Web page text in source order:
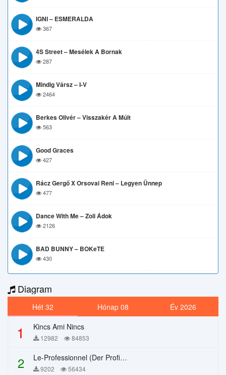
IGNI – ESMERALDA
367
4S Street – Mesélek A Bornak
287
Mindig Vársz – I-V
2464
Berkes Olivér – Visszakér A Múlt
563
Good Graces
427
Rácz Gergő X Orsovai Reni – Legyen Ünnep
477
Dance With Me – Zoli Ádok
2126
BAD BUNNY – BOKeTE
430
Diagram
Hét 32 Hónap 08 Év 2026
1 Kincs Ami Nincs
12982 84853
2 Le-Professionnel (Der Profi) – Chi Mai
9202 56434